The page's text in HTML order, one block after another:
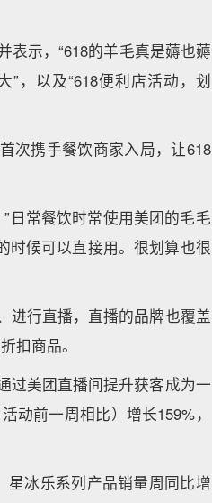
表示，“618的羊毛真是薅也薅
”，以及“618便利店活动，划
次携手餐饮商家入局，让618
日常餐饮时常使用美团的毛毛
时候可以直接用。很划算也很
进行直播，直播的品牌也覆盖
扣商品。
过美团直播间提升获客成为一
动前一周相比）增长159%，
星冰乐系列产品销量周同比增